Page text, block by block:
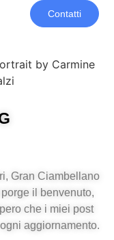
Contatti
Gran Ciambellano
il benvenuto,
che i miei post
aggiornamento.